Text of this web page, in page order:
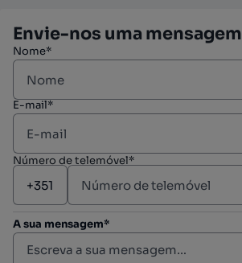
Envie-nos uma mensagem
Nome*
E-mail*
Número de telemóvel*
A sua mensagem*